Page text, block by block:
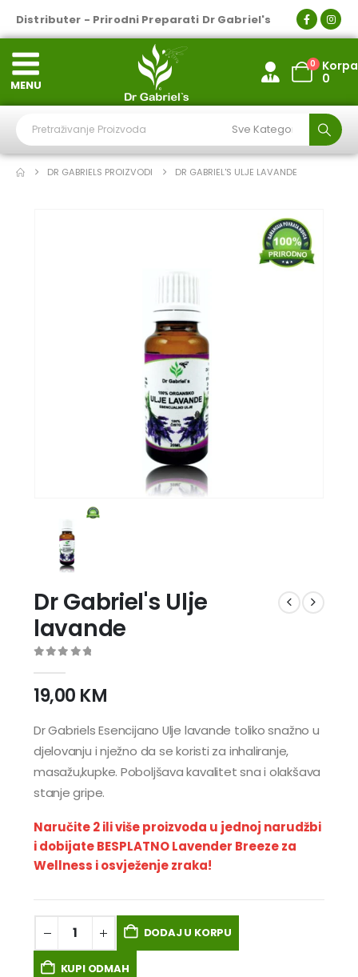
Distributer - Prirodni Preparati Dr Gabriel's
MENU
0
Korpa
0
DR GABRIELS PROIZVODI DR GABRIEL'S ULJE LAVANDE
Dr Gabriel's Ulje
lavande
19,00 KM
Dr Gabriels Esencijano Ulje lavande toliko snažno u
djelovanju i nježno da se koristi za inhaliranje,
masažu,kupke. Poboljšava kavalitet sna i olakšava
stanje gripe.
Naručite 2 ili više proizvoda u jednoj narudžbi
i dobijate BESPLATNO Lavender Breeze za
Wellness i osvježenje zraka!
DODAJ U KORPU
KUPI ODMAH